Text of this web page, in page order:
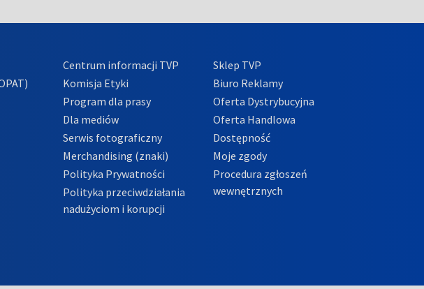
Centrum informacji TVP
Komisja Etyki
Program dla prasy
Dla mediów
Serwis fotograficzny
Merchandising (znaki)
Polityka Prywatności
Polityka przeciwdziałania
nadużyciom i korupcji
Sklep TVP
Biuro Reklamy
Oferta Dystrybucyjna
Oferta Handlowa
Dostępność
Moje zgody
Procedura zgłoszeń
wewnętrznych